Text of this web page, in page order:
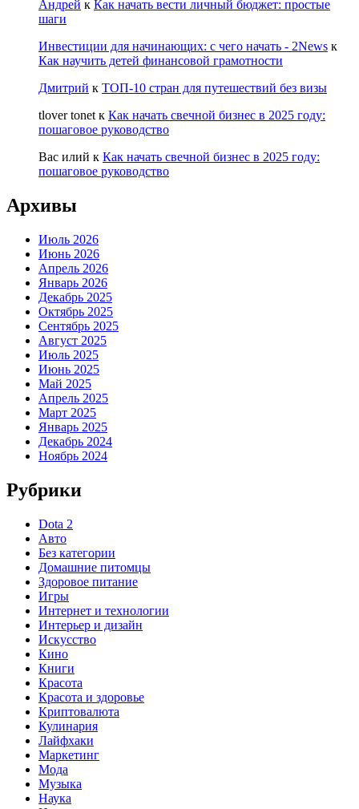
Андрей к Как начать вести личный бюджет: простые
шаги
Инвестиции для начинающих: с чего начать - 2News к
Как научить детей финансовой грамотности
Дмитрий к ТОП-10 стран для путешествий без визы
tlover tonet к Как начать свечной бизнес в 2025 году:
пошаговое руководство
Вас илий к Как начать свечной бизнес в 2025 году:
пошаговое руководство
Архивы
Июль 2026
Июнь 2026
Апрель 2026
Январь 2026
Декабрь 2025
Октябрь 2025
Сентябрь 2025
Август 2025
Июль 2025
Июнь 2025
Май 2025
Апрель 2025
Март 2025
Январь 2025
Декабрь 2024
Ноябрь 2024
Рубрики
Dota 2
Авто
Без категории
Домашние питомцы
Здоровое питание
Игры
Интернет и технологии
Интерьер и дизайн
Искусство
Кино
Книги
Красота
Красота и здоровье
Криптовалюта
Кулинария
Лайфхаки
Маркетинг
Мода
Музыка
Наука